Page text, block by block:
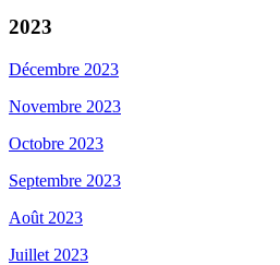
2023
Décembre 2023
Novembre 2023
Octobre 2023
Septembre 2023
Août 2023
Juillet 2023